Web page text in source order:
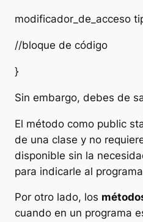
modificador_de_acceso
//bloque de código
}
Sin embargo, debes de
El método como public
de una clase y no
disponible sin la
para indicarle al
Por otro lado, los
cuando en un programa